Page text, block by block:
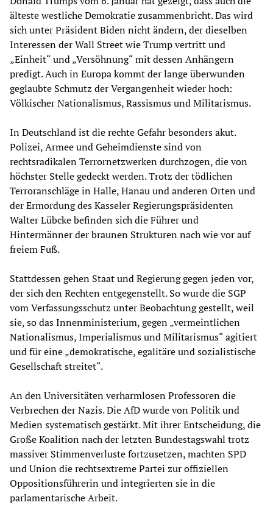
älteste westliche Demokratie zusammenbricht. Das wird
sich unter Präsident Biden nicht ändern, der dieselben
Interessen der Wall Street wie Trump vertritt und
„Einheit“ und „Versöhnung“ mit dessen Anhängern
predigt. Auch in Europa kommt der lange überwunden
geglaubte Schmutz der Vergangenheit wieder hoch:
Völkischer Nationalismus, Rassismus und Militarismus.
In Deutschland ist die rechte Gefahr besonders akut.
Polizei, Armee und Geheimdienste sind von
rechtsradikalen Terrornetzwerken durchzogen, die von
höchster Stelle gedeckt werden. Trotz der tödlichen
Terroranschläge in Halle, Hanau und anderen Orten und
der Ermordung des Kasseler Regierungspräsidenten
Walter Lübcke befinden sich die Führer und
Hintermänner der braunen Strukturen nach wie vor auf
freiem Fuß.
Stattdessen gehen Staat und Regierung gegen jeden vor,
der sich den Rechten entgegenstellt. So wurde die SGP
vom Verfassungsschutz unter Beobachtung gestellt, weil
sie, so das Innenministerium, gegen „vermeintlichen
Nationalismus, Imperialismus und Militarismus“ agitiert
und für eine „demokratische, egalitäre und sozialistische
Gesellschaft streitet“.
An den Universitäten verharmlosen Professoren die
Verbrechen der Nazis. Die AfD wurde von Politik und
Medien systematisch gestärkt. Mit ihrer Entscheidung, die
Große Koalition nach der letzten Bundestagswahl trotz
massiver Stimmenverluste fortzusetzen, machten SPD
und Union die rechtsextreme Partei zur offiziellen
Oppositionsführerin und integrierten sie in die
parlamentarische Arbeit.